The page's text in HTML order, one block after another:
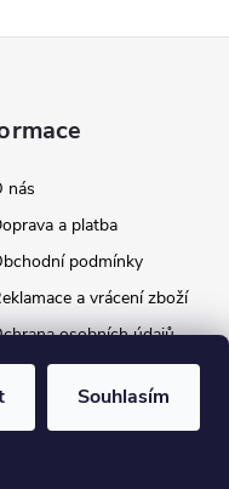
Souhlasím
nás
a platba
podmínky
a vrácení zboží
osobních údajů
vyprodaných dekorů